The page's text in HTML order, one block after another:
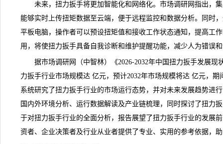
未来，扭力扳手将更加智能化和网络化。 市场调研网 指出，
能够实时上传扭矩数据至云端，便于远程监控和数据分析。同时
平板电脑，操作者可以预设扭矩值和接收工作状态通知，提高工
用，将使扭力扳手具备自我诊断和维护提醒功能，减少人为错误
据市场调研网（中智林）《2026-2032年中国扭力扳手发展现
力扳手行业市场规模达 亿元，预计2032年市场规模将达 亿元，
系统研究了扭力扳手行业的市场运行态势，并对未来发展趋势进
国内外环境分析、运行数据解读及产业链梳理，同时探讨了扭力
于对扭力扳手行业的全面分析，报告展望了扭力扳手行业的发展
资者、企业决策者及行业从业者提供了专业、实用的参考依据，